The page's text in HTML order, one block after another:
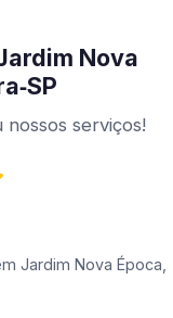
Nova
serviços!
Jardim Nova Época,